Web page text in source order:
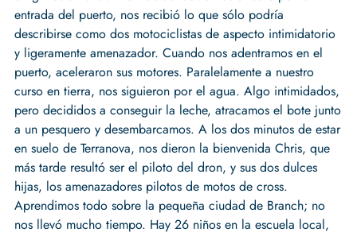
entrada del puerto, nos recibió lo que sólo podría
describirse como dos motociclistas de aspecto intimidatorio
y ligeramente amenazador. Cuando nos adentramos en el
puerto, aceleraron sus motores. Paralelamente a nuestro
curso en tierra, nos siguieron por el agua. Algo intimidados,
pero decididos a conseguir la leche, atracamos el bote junto
a un pesquero y desembarcamos. A los dos minutos de estar
en suelo de Terranova, nos dieron la bienvenida Chris, que
más tarde resultó ser el piloto del dron, y sus dos dulces
hijas, los amenazadores pilotos de motos de cross.
Aprendimos todo sobre la pequeña ciudad de Branch; no
nos llevó mucho tiempo. Hay 26 niños en la escuela local,